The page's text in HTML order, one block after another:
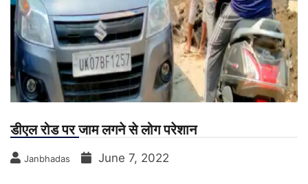
डीएल रोड पर जाम लगने से लोग परेशान
Janbhadas June 7, 2022